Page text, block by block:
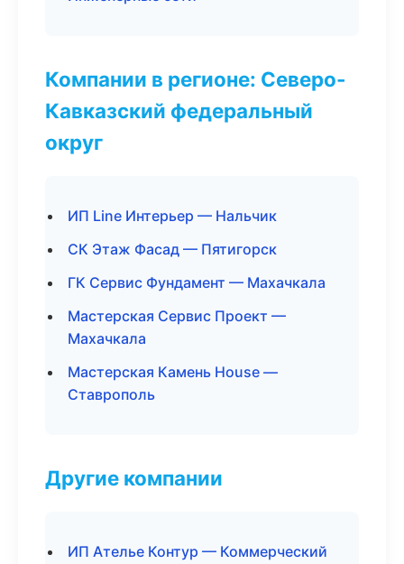
Компании в регионе: Северо-
Кавказский федеральный
округ
ИП Line Интерьер — Нальчик
СК Этаж Фасад — Пятигорск
ГК Сервис Фундамент — Махачкала
Мастерская Сервис Проект —
Махачкала
Мастерская Камень House —
Ставрополь
Другие компании
ИП Ателье Контур — Коммерческий